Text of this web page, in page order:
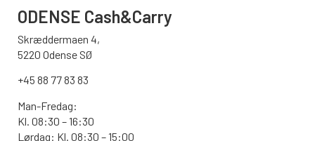
ODENSE Cash&Carry
Skræddermaen 4,
5220 Odense SØ
+45 88 77 83 83
Man-Fredag:
Kl. 08:30 – 16:30
Lørdag: Kl. 08:30 – 15:00